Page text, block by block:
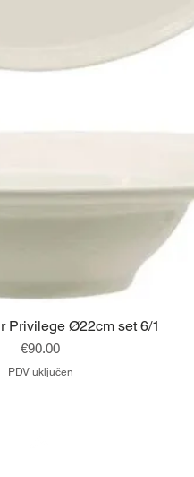
Brzi pregled
Privilege Ø22cm set 6/1
Cijena
€90.00
PDV uključen